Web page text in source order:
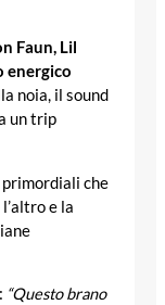
Faun, Lil
energico
noia, il sound
un trip
che
e la
: “Questo brano